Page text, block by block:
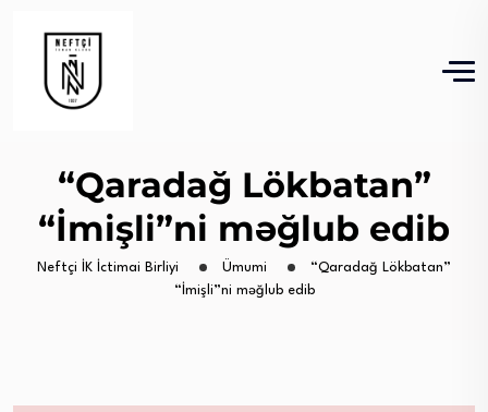
“Qaradağ Lökbatan”
“İmişli”ni məğlub edib
Neftçi İK İctimai Birliyi Ümumi
“Qaradağ Lökbatan”
“İmişli”ni məğlub edib